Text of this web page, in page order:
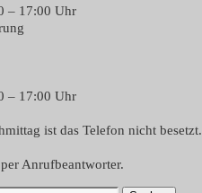
– 17:00 Uhr
– 17:00 Uhr
ist das Telefon nicht besetzt.
Anrufbeantworter.